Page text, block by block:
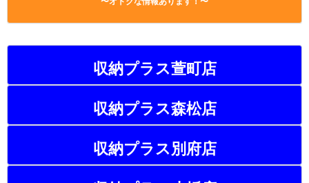
収納プラス萱町店
収納プラス森松店
収納プラス別府店